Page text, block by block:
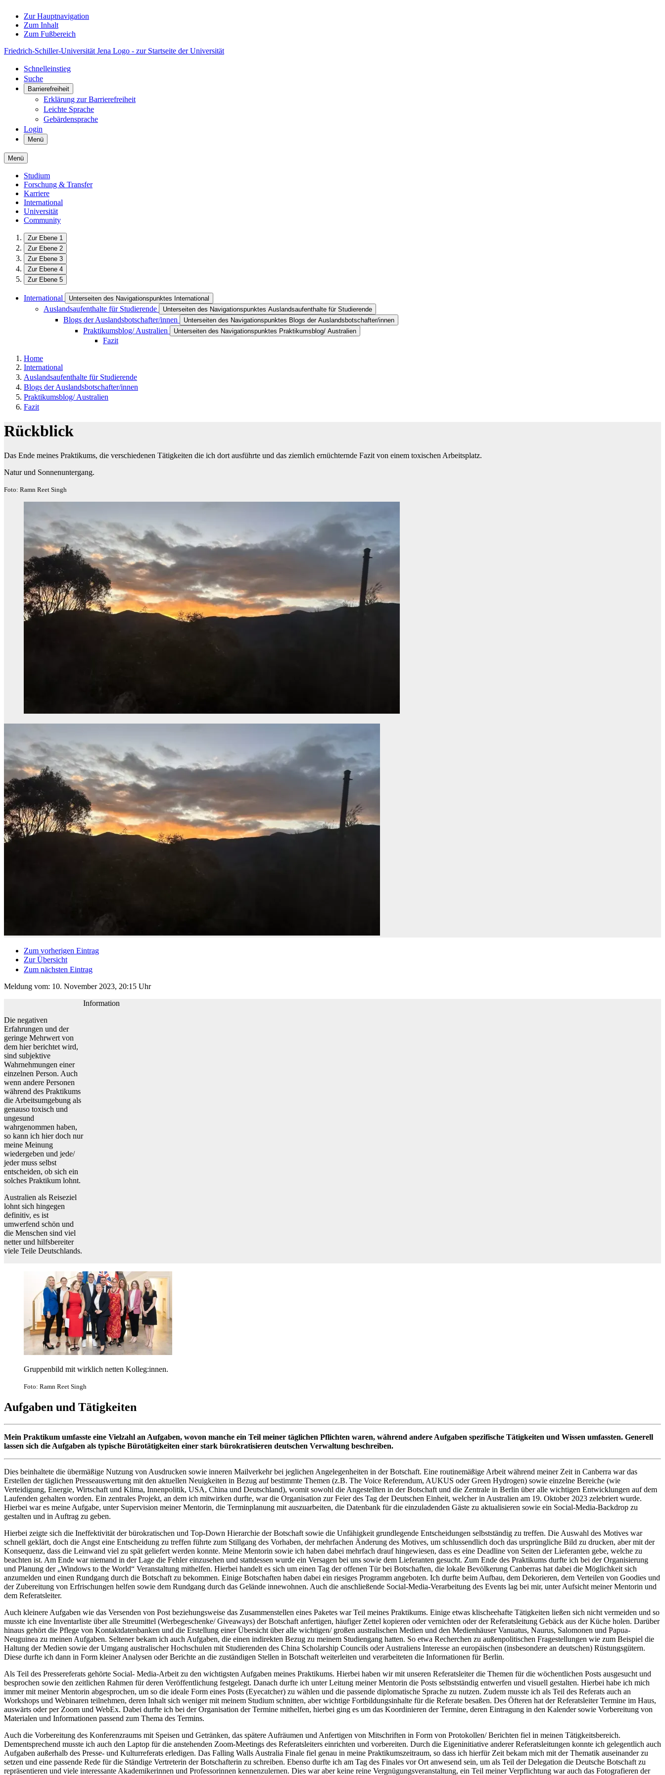
Zur Hauptnavigation
Zum Inhalt
Zum Fußbereich
Friedrich-Schiller-Universität Jena Logo - zur Startseite der Universität
Schnelleinstieg
Suche
Barrierefreiheit
Erklärung zur Barrierefreiheit
Leichte Sprache
Gebärdensprache
Login
Menü
Menü
Studium
Forschung & Transfer
Karriere
International
Universität
Community
Zur Ebene 1
Zur Ebene 2
Zur Ebene 3
Zur Ebene 4
Zur Ebene 5
International Unterseiten des Navigationspunktes International
Auslandsaufenthalte für Studierende Unterseiten des Navigationspunktes Auslandsaufenthalte für Studierende
Blogs der Auslandsbotschafter/innen Unterseiten des Navigationspunktes Blogs der Auslandsbotschafter/innen
Praktikumsblog/ Australien Unterseiten des Navigationspunktes Praktikumsblog/ Australien
Fazit
Home
International
Auslandsaufenthalte für Studierende
Blogs der Auslandsbotschafter/innen
Praktikumsblog/ Australien
Fazit
Rückblick
Das Ende meines Praktikums, die verschiedenen Tätigkeiten die ich dort ausführte und das ziemlich ernüchternde Fazit von einem toxischen Arbeitsplatz.
Natur und Sonnenuntergang.
Foto: Ramn Reet Singh
Zum vorherigen Eintrag
Zur Übersicht
Zum nächsten Eintrag
Meldung vom: 10. November 2023, 20:15 Uhr
Information
Die negativen
Erfahrungen und der
geringe Mehrwert von
dem hier berichtet wird,
sind subjektive
Wahrnehmungen einer
einzelnen Person. Auch
wenn andere Personen
während des Praktikums
die Arbeitsumgebung als
genauso toxisch und
ungesund
wahrgenommen haben,
so kann ich hier doch nur
meine Meinung
wiedergeben und jede/
jeder muss selbst
entscheiden, ob sich ein
solches Praktikum lohnt.
Australien als Reiseziel
lohnt sich hingegen
definitiv, es ist
umwerfend schön und
die Menschen sind viel
netter und hilfsbereiter
viele Teile Deutschlands.
Gruppenbild mit wirklich netten Kolleg:innen.
Foto: Ramn Reet Singh
Aufgaben und Tätigkeiten
Mein Praktikum umfasste eine Vielzahl an Aufgaben, wovon manche ein Teil meiner täglichen Pflichten waren, während andere Aufgaben spezifische Tätigkeiten und Wissen umfassten. Generell
lassen sich die Aufgaben als typische Bürotätigkeiten einer stark bürokratisieren deutschen Verwaltung beschreiben.
Dies beinhaltete die übermäßige Nutzung von Ausdrucken sowie inneren Mailverkehr bei jeglichen Angelegenheiten in der Botschaft. Eine routinemäßige Arbeit während meiner Zeit in Canberra war das
Erstellen der täglichen Presseauswertung mit den aktuellen Neuigkeiten in Bezug auf bestimmte Themen (z.B. The Voice Referendum, AUKUS oder Green Hydrogen) sowie einzelne Bereiche (wie
Verteidigung, Energie, Wirtschaft und Klima, Innenpolitik, USA, China und Deutschland), womit sowohl die Angestellten in der Botschaft und die Zentrale in Berlin über alle wichtigen Entwicklungen auf dem
Laufenden gehalten worden. Ein zentrales Projekt, an dem ich mitwirken durfte, war die Organisation zur Feier des Tag der Deutschen Einheit, welcher in Australien am 19. Oktober 2023 zelebriert wurde.
Hierbei war es meine Aufgabe, unter Supervision meiner Mentorin, die Terminplanung mit auszuarbeiten, die Datenbank für die einzuladenden Gäste zu aktualisieren sowie ein Social-Media-Backdrop zu
gestalten und in Auftrag zu geben.
Hierbei zeigte sich die Ineffektivität der bürokratischen und Top-Down Hierarchie der Botschaft sowie die Unfähigkeit grundlegende Entscheidungen selbstständig zu treffen. Die Auswahl des Motives war
schnell geklärt, doch die Angst eine Entscheidung zu treffen führte zum Stillgang des Vorhaben, der mehrfachen Änderung des Motives, um schlussendlich doch das ursprüngliche Bild zu drucken, aber mit der
Konsequenz, dass die Leinwand viel zu spät geliefert werden konnte. Meine Mentorin sowie ich haben dabei mehrfach drauf hingewiesen, dass es eine Deadline von Seiten der Lieferanten gebe, welche zu
beachten ist. Am Ende war niemand in der Lage die Fehler einzusehen und stattdessen wurde ein Versagen bei uns sowie dem Lieferanten gesucht. Zum Ende des Praktikums durfte ich bei der Organisierung
und Planung der „Windows to the World“ Veranstaltung mithelfen. Hierbei handelt es sich um einen Tag der offenen Tür bei Botschaften, die lokale Bevölkerung Canberras hat dabei die Möglichkeit sich
anzumelden und einen Rundgang durch die Botschaft zu bekommen. Einige Botschaften haben dabei ein riesiges Programm angeboten. Ich durfte beim Aufbau, dem Dekorieren, dem Verteilen von Goodies und
der Zubereitung von Erfrischungen helfen sowie dem Rundgang durch das Gelände innewohnen. Auch die anschließende Social-Media-Verarbeitung des Events lag bei mir, unter Aufsicht meiner Mentorin und
dem Referatsleiter.
Auch kleinere Aufgaben wie das Versenden von Post beziehungsweise das Zusammenstellen eines Paketes war Teil meines Praktikums. Einige etwas klischeehafte Tätigkeiten ließen sich nicht vermeiden und so
musste ich eine Inventarliste über alle Streumittel (Werbegeschenke/ Giveaways) der Botschaft anfertigen, häufiger Zettel kopieren oder vernichten oder der Referatsleitung Gebäck aus der Küche holen. Darüber
hinaus gehört die Pflege von Kontaktdatenbanken und die Erstellung einer Übersicht über alle wichtigen/ großen australischen Medien und den Medienhäuser Vanuatus, Naurus, Salomonen und Papua-
Neuguinea zu meinen Aufgaben. Seltener bekam ich auch Aufgaben, die einen indirekten Bezug zu meinem Studiengang hatten. So etwa Recherchen zu außenpolitischen Fragestellungen wie zum Beispiel die
Haltung der Medien sowie der Umgang australischer Hochschulen mit Studierenden des China Scholarship Councils oder Australiens Interesse an europäischen (insbesondere an deutschen) Rüstungsgütern.
Diese durfte ich dann in Form kleiner Analysen oder Berichte an die zuständigen Stellen in Botschaft weiterleiten und verarbeiteten die Informationen für Berlin.
Als Teil des Pressereferats gehörte Social- Media-Arbeit zu den wichtigsten Aufgaben meines Praktikums. Hierbei haben wir mit unseren Referatsleiter die Themen für die wöchentlichen Posts ausgesucht und
besprochen sowie den zeitlichen Rahmen für deren Veröffentlichung festgelegt. Danach durfte ich unter Leitung meiner Mentorin die Posts selbstständig entwerfen und visuell gestalten. Hierbei habe ich mich
immer mit meiner Mentorin abgesprochen, um so die ideale Form eines Posts (Eyecatcher) zu wählen und die passende diplomatische Sprache zu nutzen. Zudem musste ich als Teil des Referats auch an
Workshops und Webinaren teilnehmen, deren Inhalt sich weniger mit meinem Studium schnitten, aber wichtige Fortbildungsinhalte für die Referate besaßen. Des Öfteren hat der Referatsleiter Termine im Haus,
auswärts oder per Zoom und WebEx. Dabei durfte ich bei der Organisation der Termine mithelfen, hierbei ging es um das Koordinieren der Termine, deren Eintragung in den Kalender sowie Vorbereitung von
Materialen und Informationen passend zum Thema des Termins.
Auch die Vorbereitung des Konferenzraums mit Speisen und Getränken, das spätere Aufräumen und Anfertigen von Mitschriften in Form von Protokollen/ Berichten fiel in meinen Tätigkeitsbereich.
Dementsprechend musste ich auch den Laptop für die anstehenden Zoom-Meetings des Referatsleiters einrichten und vorbereiten. Durch die Eigeninitiative anderer Referatsleitungen konnte ich gelegentlich auch
Aufgaben außerhalb des Presse- und Kulturreferats erledigen. Das Falling Walls Australia Finale fiel genau in meine Praktikumszeitraum, so dass ich hierfür Zeit bekam mich mit der Thematik auseinander zu
setzen und eine passende Rede für die Ständige Vertreterin der Botschafterin zu schreiben. Ebenso durfte ich am Tag des Finales vor Ort anwesend sein, um als Teil der Delegation die Deutsche Botschaft zu
repräsentieren und viele interessante Akademikerinnen und Professorinnen kennenzulernen. Dies war aber keine reine Vergnügungsveranstaltung, ein Teil meiner Verpflichtung war auch das Fotografieren der